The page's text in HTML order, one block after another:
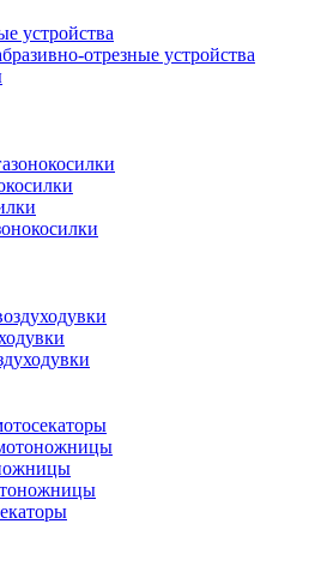
устройства
отрезные устройства